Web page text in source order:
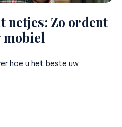
netjes: Zo ordent
mobiel
hoe u het beste uw